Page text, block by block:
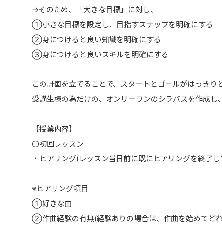
→そのため、「大きな目標」に対し、
①小さな目標を設定し、目指すステップを明確にする
②身につけると良い知識を明確にする
③身につけると良いスキルを明確にする
この計画を立てることで、スタートとゴールがはっき
受講生様の為だけの、オンリーワンのシラバスを作成し
【授業内容】
〇初回レッスン
・ヒアリング(レッスン当日前に既にヒアリングを終了
※ヒアリング項目
①好きな曲
②作曲経験の有無(経験ありの場合は、作曲を始めてど